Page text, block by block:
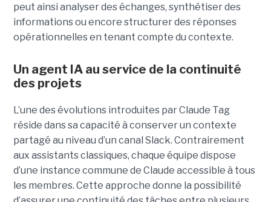
peut ainsi analyser des échanges, synthétiser des
informations ou encore structurer des réponses
opérationnelles en tenant compte du contexte.
Un agent IA au service de la continuité
des projets
L’une des évolutions introduites par Claude Tag
réside dans sa capacité à conserver un contexte
partagé au niveau d’un canal Slack. Contrairement
aux assistants classiques, chaque équipe dispose
d’une instance commune de Claude accessible à tous
les membres. Cette approche donne la possibilité